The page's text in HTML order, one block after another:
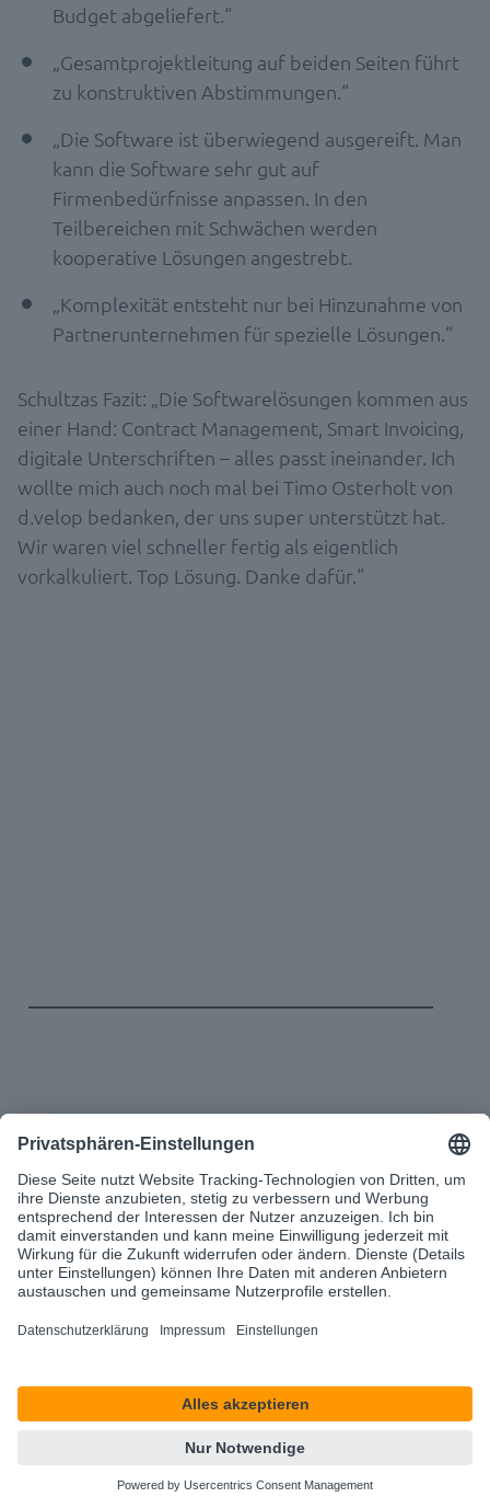
Budget abgeliefert.“
„Gesamtprojektleitung auf beiden Seiten führt
zu konstruktiven Abstimmungen.“
„Die Software ist überwiegend ausgereift. Man
kann die Software sehr gut auf
Firmenbedürfnisse anpassen. In den
Teilbereichen mit Schwächen werden
kooperative Lösungen angestrebt.
„Komplexität entsteht nur bei Hinzunahme von
Partnerunternehmen für spezielle Lösungen.“
Schultzas Fazit: „Die Softwarelösungen kommen aus
einer Hand: Contract Management, Smart Invoicing,
digitale Unterschriften – alles passt ineinander. Ich
wollte mich auch noch mal bei Timo Osterholt von
d.velop bedanken, der uns super unterstützt hat.
Wir waren viel schneller fertig als eigentlich
vorkalkuliert. Top Lösung. Danke dafür.“
Wir benötigen Ihre Zustimmung,
um den HubSpot Forms-Service zu
laden!
Wir verwenden HubSpot Forms, um Inhalte
durch und stimmen Sie der Nutzung des Service
zu, um diese Inhalte anzuzeigen.
Mehr Informationen